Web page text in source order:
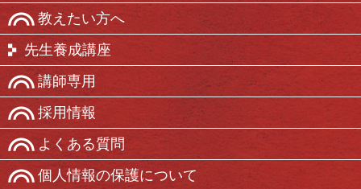
教えたい方へ
先生養成講座
講師専用
採用情報
よくある質問
個人情報の保護について